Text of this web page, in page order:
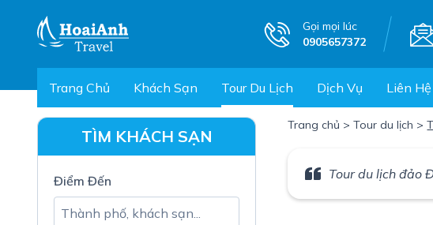
Gọi mọi lúc
0905657372
Trang Chủ Khách Sạn Tour Du Lịch Dịch Vụ Liên Hệ
Trang chủ > Tour du lịch >
Tour du lịch đảo
TÌM KHÁCH SẠN
Điểm Đến